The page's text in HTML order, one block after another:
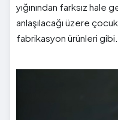
yığınından farksız
anlaşılacağı üzere
fabrikasyon ürünleri gibi.